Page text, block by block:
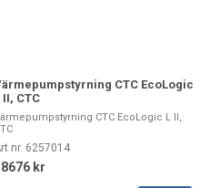
CTC EcoLogic
II, CTC
CTC EcoLogic L II,
nr. 6257014
kr